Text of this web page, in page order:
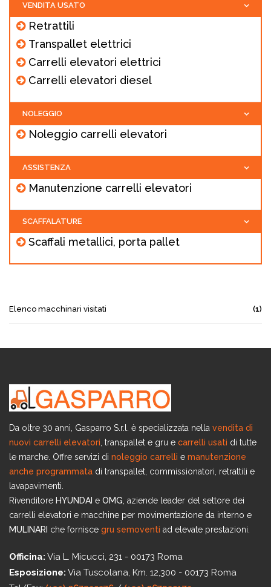
VENDITA USATO
Retrattili
Transpallet elettrici
Carrelli elevatori elettrici
Carrelli elevatori diesel
NOLEGGIO
Noleggio carrelli elevatori
ASSISTENZA
Manutenzione carrelli elevatori
SCAFFALATURE
Scaffali metallici, porta pallet
Elenco macchinari visitati (1)
Da oltre 30 anni, Gasparro S.r.l. è specializzata nella vendita di
nuovi carrelli elevatori , transpallet e gru e carrelli usati di tutte
le marche. Offre servizi di noleggio carrelli e manutenzione
anche programmata di transpallet, commissionatori, retrattili e
lavapavimenti.
Rivenditore HYUNDAI e OMG , aziende leader del settore dei
carrelli elevatori e macchine per movimentazione da interno e
MULINARI che fornisce gru semoventi ad elevate prestazioni.
Officina: Via L. Micucci, 231 - 00173 Roma
Esposizione: Via Tuscolana, Km. 12,300 - 00173 Roma